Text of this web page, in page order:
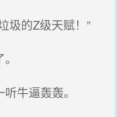
圾的Z级天赋！”
牛逼轰轰。